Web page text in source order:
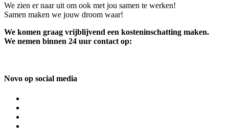
We zien er naar uit om ook met jou samen te werken!
Samen maken we jouw droom waar!
We komen graag vrijblijvend een kosteninschatting maken.
We nemen binnen 24 uur contact op:
Novo op social media